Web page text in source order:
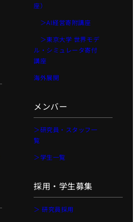
座）
＞AI経営寄附講座
＞東京大学 世界モデ
ル・シミュレータ寄付
講座
海外展開
メンバー
＞研究員・スタッフ一
覧
＞学生一覧
採用・学生募集
＞ 研究員採用